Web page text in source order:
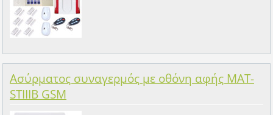
Ασύρματος συναγερμός με οθόνη αφής MAT-
STIIIB GSM